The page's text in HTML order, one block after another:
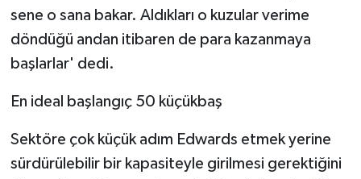
sene o sana bakar. Aldıkları o kuzular verime
döndüğü andan itibaren de para kazanmaya
başlarlar' dedi.
En ideal başlangıç 50 küçükbaş
Sektöre çok küçük adım Edwards etmek yerine
sürdürülebilir bir kapasiteyle girilmesi gerektiğini
YEREL
Yerel Haberler